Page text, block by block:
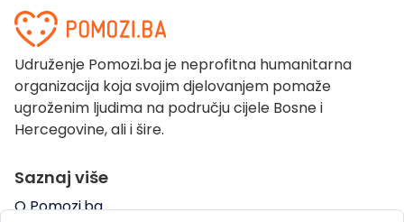
Udruženje Pomozi.ba je neprofitna humanitarna
organizacija koja svojim djelovanjem pomaže
ugroženim ljudima na području cijele Bosne i
Hercegovine, ali i šire.
Saznaj više
O Pomozi.ba